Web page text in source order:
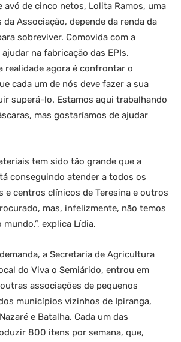
avó de cinco netos, Lolita Ramos, uma
Associação, depende da renda da
sobreviver. Comovida com a
na fabricação das EPIs.
realidade agora é confrontar o
cada um de nós deve fazer a sua
superá-lo. Estamos aqui trabalhando
mas gostaríamos de ajudar
tem sido tão grande que a
conseguindo atender a todos os
e centros clínicos de Teresina e outros
mas, infelizmente, não temos
explica Lídia.
a Secretaria de Agricultura
do Viva o Semiárido, entrou em
associações de pequenos
municípios vizinhos de Ipiranga,
e Batalha. Cada um das
800 itens por semana, que,